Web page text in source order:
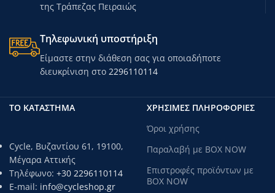
της Τράπεζας Πειραιώς
Τηλεφωνική υποστήριξη
Είμαστε στην διάθεση σας για οποιαδήποτε
διευκρίνιση στο 2296110114
ΤΟ ΚΑΤΑΣΤΗΜΑ
Cycle, Βυζαντίου 61, 19100,
Μέγαρα Αττικής
Τηλέφωνο: +30 2296110114
E-mail: info@cycleshop.gr
ΧΡΗΣΙΜΕΣ ΠΛΗΡΟΦΟΡΙΕΣ
Όροι χρήσης
Παραλαβή με BOX NOW
Επιστροφές προϊόντων με
BOX NOW